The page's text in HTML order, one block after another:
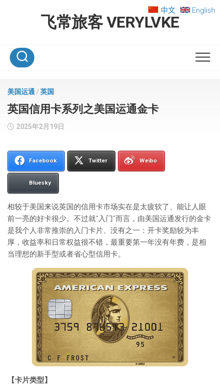
飞常旅客 VERYLVKE
中文 English
美国运通 /英国
英国信用卡系列之美国运通金卡
2025年2月19日
Facebook Twitter Weibo
Bluesky
相较于美国来说英国的信用卡市场实在是太疲软了、能让人眼
前一亮的好卡很少。不过就“入门”而言，由美国运通发行的金卡
是我个人非常推崇的入门卡片、没有之一：开卡奖励较为丰
厚，收益率和日常权益很不错，最重要第一年没有年费，是相
当理想的新手型或者省心型信用卡。
【卡片类型】